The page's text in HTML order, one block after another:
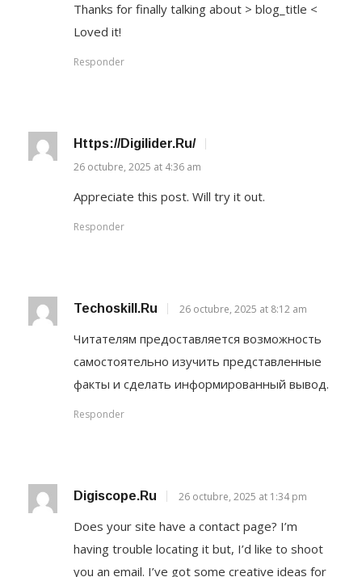
Thanks for finally talking about > blog_title <
Loved it!
Responder
Https://digilider.ru/
26 octubre, 2025 at 4:36 am
Appreciate this post. Will try it out.
Responder
Techoskill.ru 26 octubre, 2025 at 8:12 am
Читателям предоставляется возможность
самостоятельно изучить представленные
факты и сделать информированный вывод.
Responder
Digiscope.ru 26 octubre, 2025 at 1:34 pm
Does your site have a contact page? I’m
having trouble locating it but, I’d like to shoot
you an email. I’ve got some creative ideas for